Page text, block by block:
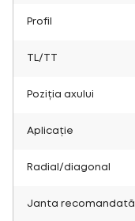
Profil
TL/TT
Poziția axului
Aplicație
Radial/diagonal
Janta recomandată